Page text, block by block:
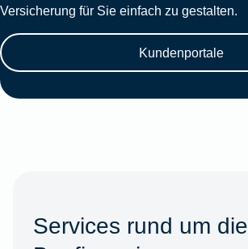
Versicherung für Sie einfach zu gestalten.
Kundenportale
Services rund um die